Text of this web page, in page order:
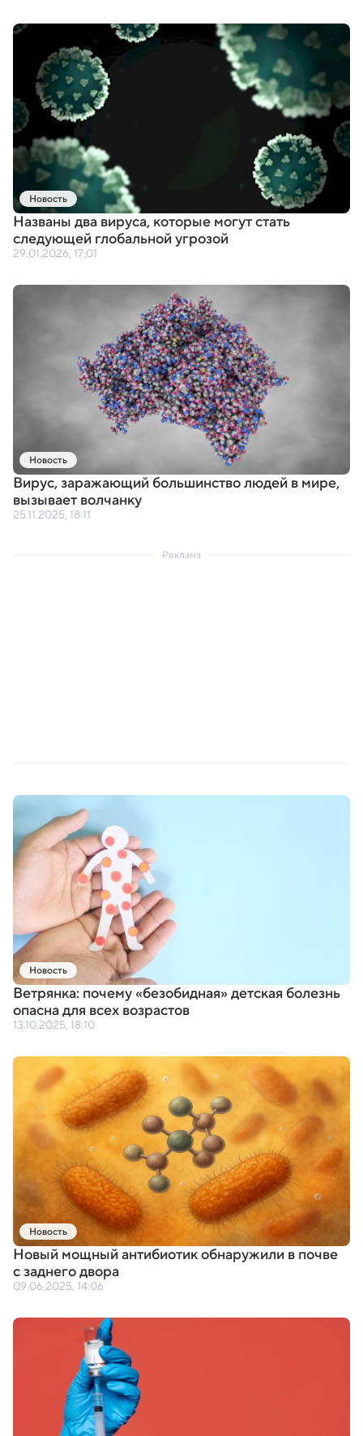
Новость
Названы два вируса,которые могут стать
следующей глобальной угрозой
29.01.2026, 17:01
Новость
Вирус,заражающий большинство людей в мире,
вызывает волчанку
25.11.2025, 18:11
Реклама
Новость
Ветрянка: почему«безобидная» детская болезнь
опасна для всех возрастов
13.10.2025, 18:10
Новость
Новый мощный антибиотик обнаружили в почве
с заднего двора
09.06.2025, 14:06